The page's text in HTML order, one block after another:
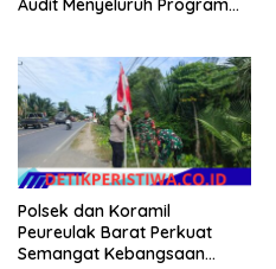
Audit Menyeluruh Program
Kinerja Dinas Pertanian
Polsek dan Koramil
Peureulak Barat Perkuat
Semangat Kebangsaan